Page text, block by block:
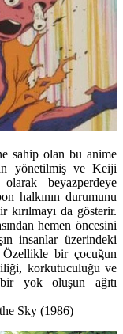
sahip olan bu anime
yönetilmiş ve Keiji
beyazperdeye
halkının durumunu
da gösterir.
hemen öncesini
insanlar üzerindeki
bir çocuğun
korkutuculuğu ve
bir yok oluşun ağıtı
Sky (1986)